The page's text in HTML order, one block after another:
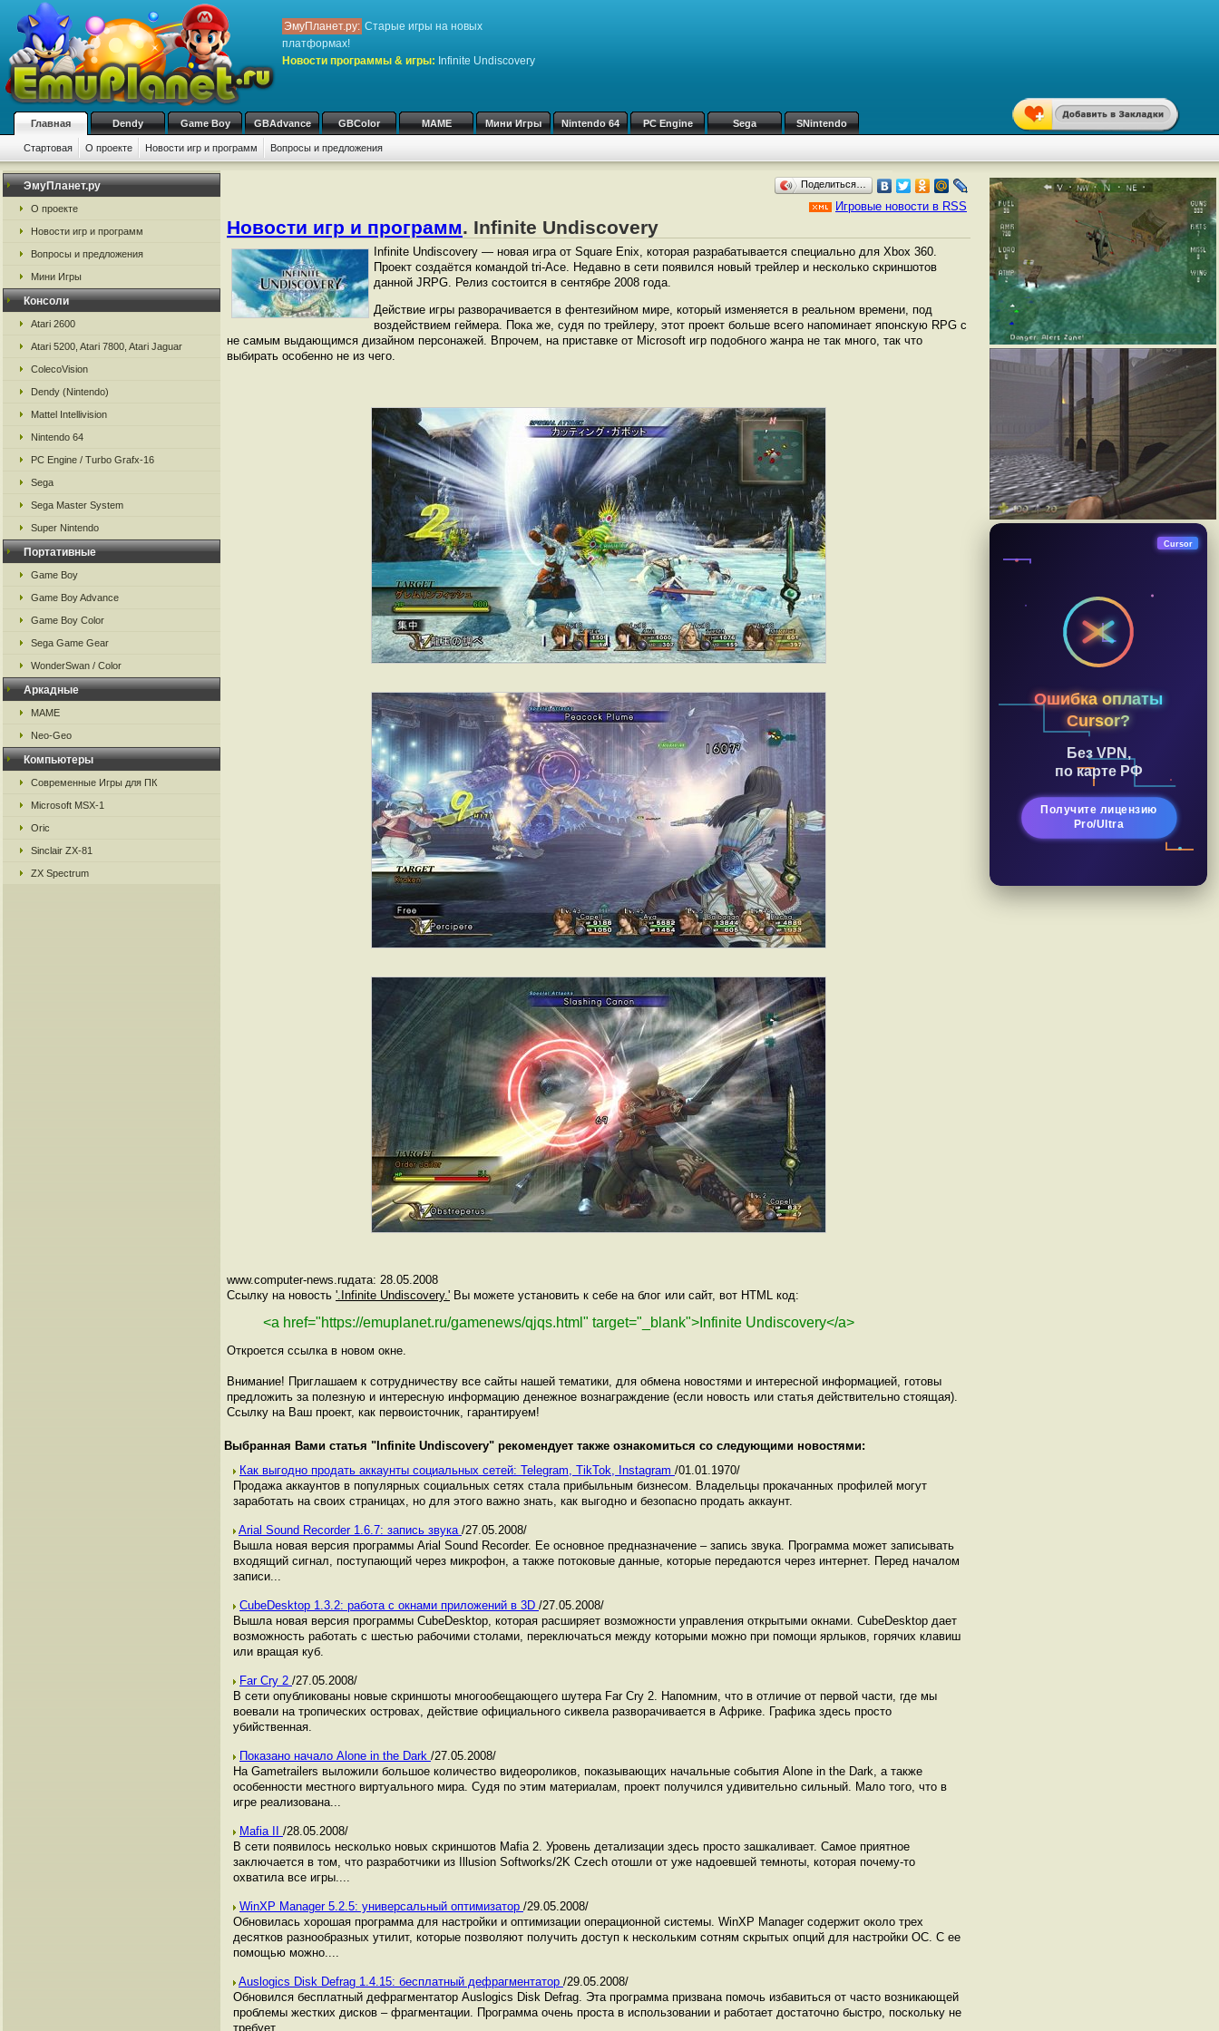
ЭмуПланет.ру: Старые игры на новых
платформах!
Новости программы & игры: Infinite Undiscovery
Главная Dendy Game Boy GBAdvance GBColor MAME Мини Игры Nintendo 64 PC Engine Sega SNintendo
Стартовая О проекте Новости игр и программ Вопросы и предложения
ЭмуПланет.ру
О проекте
Новости игр и программ
Вопросы и предложения
Мини Игры
Консоли
Atari 2600
Atari 5200, Atari 7800, Atari Jaguar
ColecoVision
Dendy (Nintendo)
Mattel Intellivision
Nintendo 64
PC Engine / Turbo Grafx-16
Sega
Sega Master System
Super Nintendo
Портативные
Game Boy
Game Boy Advance
Game Boy Color
Sega Game Gear
WonderSwan / Color
Аркадные
MAME
Neo-Geo
Компьютеры
Современные Игры для ПК
Microsoft MSX-1
Oric
Sinclair ZX-81
ZX Spectrum
Поделиться…
Игровые новости в RSS
Новости игр и программ. Infinite Undiscovery
Infinite Undiscovery — новая игра от Square Enix, которая разрабатывается специально для Xbox 360.
Проект создаётся командой tri-Ace. Недавно в сети появился новый трейлер и несколько скриншотов
данной JRPG. Релиз состоится в сентябре 2008 года.
Действие игры разворачивается в фентезийном мире, который изменяется в реальном времени, под
воздействием геймера. Пока же, судя по трейлеру, этот проект больше всего напоминает японскую RPG с
не самым выдающимся дизайном персонажей. Впрочем, на приставке от Microsoft игр подобного жанра не так много, так что
выбирать особенно не из чего.
www.computer-news.ruдата: 28.05.2008
Ссылку на новость '.Infinite Undiscovery.' Вы можете установить к себе на блог или сайт, вот HTML код:
<a href="https://emuplanet.ru/gamenews/qjqs.html" target="_blank">Infinite Undiscovery</a>
Откроется ссылка в новом окне.
Внимание! Приглашаем к сотрудничеству все сайты нашей тематики, для обмена новостями и интересной информацией, готовы
предложить за полезную и интересную информацию денежное вознаграждение (если новость или статья действительно стоящая).
Ссылку на Ваш проект, как первоисточник, гарантируем!
Выбранная Вами статья " Infinite Undiscovery" рекомендует также ознакомиться со следующими новостями:
Как выгодно продать аккаунты социальных сетей: Telegram, TikTok, Instagram /01.01.1970/
Продажа аккаунтов в популярных социальных сетях стала прибыльным бизнесом. Владельцы прокачанных профилей могут
заработать на своих страницах, но для этого важно знать, как выгодно и безопасно продать аккаунт.
Arial Sound Recorder 1.6.7: запись звука /27.05.2008/
Вышла новая версия программы Arial Sound Recorder. Ее основное предназначение – запись звука. Программа может записывать
входящий сигнал, поступающий через микрофон, а также потоковые данные, которые передаются через интернет. Перед началом
записи...
CubeDesktop 1.3.2: работа с окнами приложений в 3D /27.05.2008/
Вышла новая версия программы CubeDesktop, которая расширяет возможности управления открытыми окнами. CubeDesktop дает
возможность работать с шестью рабочими столами, переключаться между которыми можно при помощи ярлыков, горячих клавиш
или вращая куб.
Far Cry 2 /27.05.2008/
В сети опубликованы новые скриншоты многообещающего шутера Far Cry 2. Напомним, что в отличие от первой части, где мы
воевали на тропических островах, действие официального сиквела разворачивается в Африке. Графика здесь просто
убийственная.
Показано начало Alone in the Dark /27.05.2008/
На Gametrailers выложили большое количество видеороликов, показывающих начальные события Alone in the Dark, а также
особенности местного виртуального мира. Судя по этим материалам, проект получился удивительно сильный. Мало того, что в
игре реализована...
Mafia II /28.05.2008/
В сети появилось несколько новых скриншотов Mafia 2. Уровень детализации здесь просто зашкаливает. Самое приятное
заключается в том, что разработчики из Illusion Softworks/2K Czech отошли от уже надоевшей темноты, которая почему-то
охватила все игры....
WinXP Manager 5.2.5: универсальный оптимизатор /29.05.2008/
Обновилась хорошая программа для настройки и оптимизации операционной системы. WinXP Manager содержит около трех
десятков разнообразных утилит, которые позволяют получить доступ к нескольким сотням скрытых опций для настройки ОС. С ее
помощью можно....
Auslogics Disk Defrag 1.4.15: бесплатный дефрагментатор /29.05.2008/
Обновился бесплатный дефрагментатор Auslogics Disk Defrag. Эта программа призвана помочь избавиться от часто возникающей
проблемы жестких дисков – фрагментации. Программа очень проста в использовании и работает достаточно быстро, поскольку не
требует....
Ошибка оплаты
Cursor?
Без VPN,
по карте РФ
Получите лицензию
Pro/Ultra
Cursor